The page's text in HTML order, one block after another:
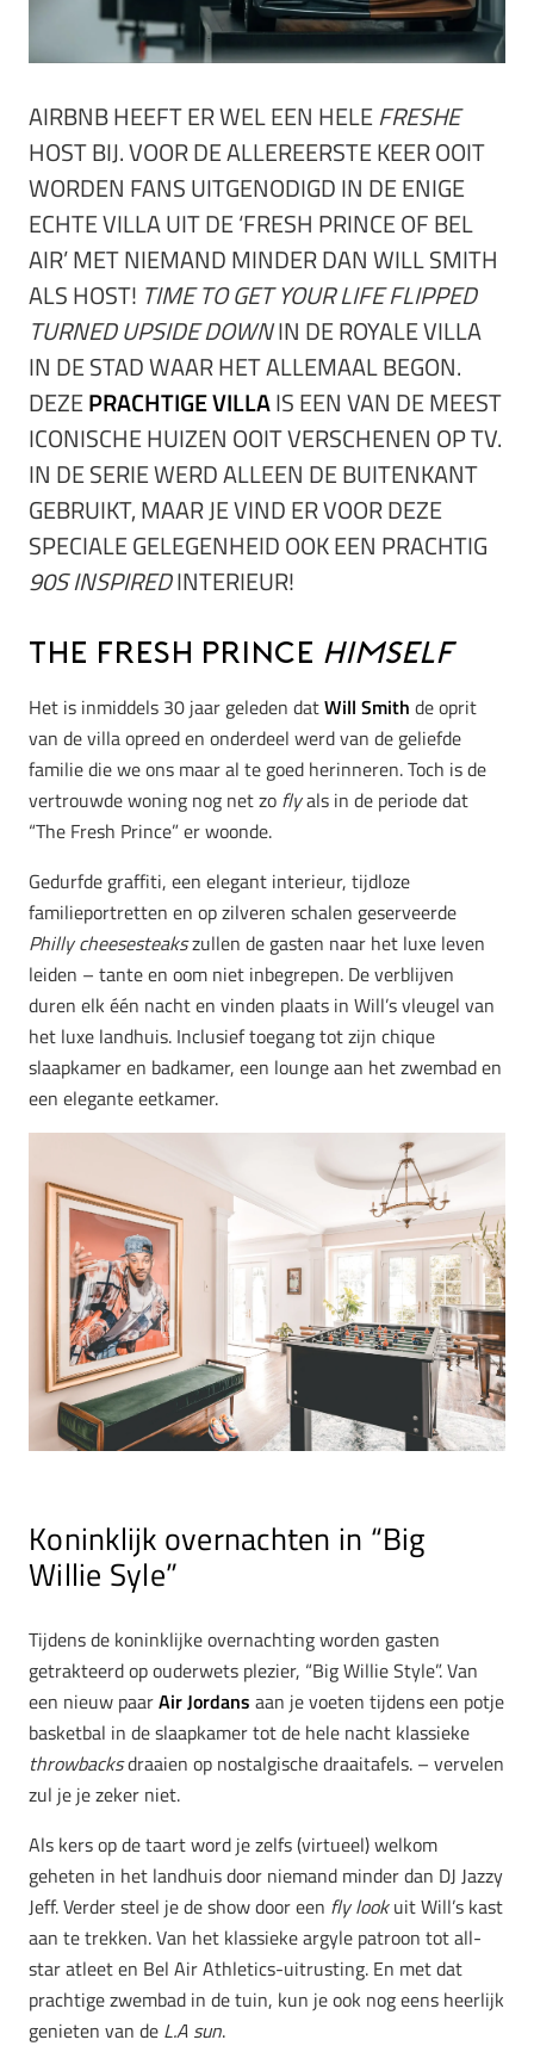
AIRBNB HEEFT ER WEL EEN HELEFRESHE
HOST BIJ. VOOR DE ALLEREERSTE KEER OOIT
WORDEN FANS UITGENODIGD IN DE ENIGE
ECHTE VILLA UIT DE ‘FRESH PRINCE OF BEL
AIR’ MET NIEMAND MINDER DAN WILL SMITH
ALS HOST! TIME TO GET YOUR LIFE FLIPPED
TURNED UPSIDE DOWNIN DE ROYALE VILLA
IN DE STAD WAAR HET ALLEMAAL BEGON.
DEZEPRACHTIGE VILLAIS EEN VAN DE MEEST
ICONISCHE HUIZEN OOIT VERSCHENEN OP TV.
IN DE SERIE WERD ALLEEN DE BUITENKANT
GEBRUIKT, MAAR JE VIND ER VOOR DEZE
SPECIALE GELEGENHEID OOK EEN PRACHTIG
90S INSPIREDINTERIEUR!
The Fresh Prince himself
Het is inmiddels 30 jaar geleden datWill Smith de oprit
van de villa opreed en onderdeel werd van de geliefde
familie die we ons maar al te goed herinneren. Toch is de
vertrouwde woning nog net zo flyals in de periode dat
“The Fresh Prince” er woonde.
Gedurfde graffiti, een elegant interieur, tijdloze
familieportretten en op zilveren schalen geserveerde
Philly cheesesteakszullen de gasten naar het luxe leven
leiden – tante en oom niet inbegrepen. De verblijven
duren elk één nacht en vinden plaats in Will’s vleugel van
het luxe landhuis. Inclusief toegang tot zijn chique
slaapkamer en badkamer, een lounge aan het zwembad en
een elegante eetkamer.
Koninklijk overnachten in “Big
Willie Syle”
Tijdens de koninklijke overnachting worden gasten
getrakteerd op ouderwets plezier, “Big Willie Style”. Van
een nieuw paarAir Jordans aan je voeten tijdens een potje
basketbal in de slaapkamer tot de hele nacht klassieke
throwbacksdraaien op nostalgische draaitafels. – vervelen
zul je je zeker niet.
Als kers op de taart word je zelfs (virtueel) welkom
geheten in het landhuis door niemand minder dan DJ Jazzy
Jeff. Verder steel je de show door een fly lookuit Will’s kast
aan te trekken. Van het klassieke argyle patroon tot all-
star atleet en Bel Air Athletics-uitrusting. En met dat
prachtige zwembad in de tuin, kun je ook nog eens heerlijk
genieten van de L.A sun.